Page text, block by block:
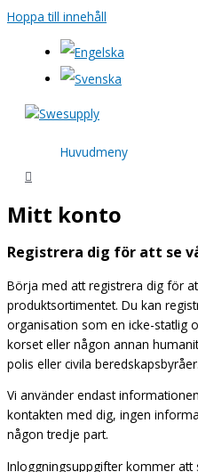
Hoppa till innehåll
Huvudmeny
Mitt konto
Registrera dig för att se
Börja med att registrera dig för
produktsortimentet. Du kan
organisation som en icke-statlig
korset eller någon annan
polis eller civila beredskapsbyråer.
Vi använder endast
kontakten med dig, ingen
någon tredje part.
Inloggningsuppgifter kommer att